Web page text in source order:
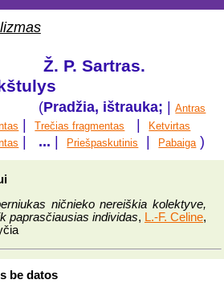
Ž. P. Sartras.
(Pradžia, ištrauka; |Antras
|Trečias fragmentas
Ketvirtas
... Priešpaskutinis Pabaiga)
ničnieko nereiškia kolektyve,
paprasčiausias individas, L.-F. Celine,
be datos